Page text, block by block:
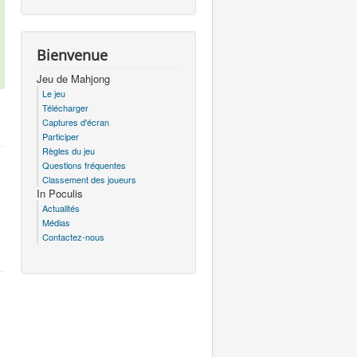
Bienvenue
Jeu de Mahjong
Le jeu
Télécharger
Captures d'écran
Participer
Règles du jeu
Questions fréquentes
Classement des joueurs
In Poculis
Actualités
Médias
Contactez-nous